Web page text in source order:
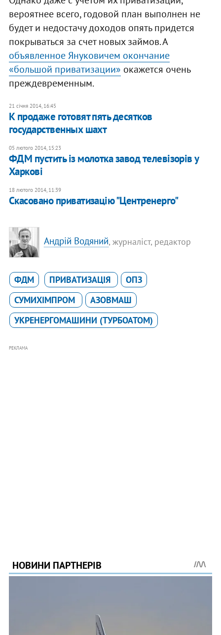
вероятнее всего, годовой план выполнен не
будет и недостачу доходов опять придется
покрываться за счет новых займов. А
объявленное Януковичем окончание
«большой приватизации» окажется очень
преждевременным.
21 січня 2014, 16:45
К продаже готовят пять десятков
государственных шахт
05 лютого 2014, 15:23
ФДМ пустить із молотка завод телевізорів у
Харкові
18 лютого 2014, 11:39
Скасовано приватизацію "Центренерго"
Андрій Водяний, журналіст, редактор
ФДМ ПРИВАТИЗАЦІЯ
ОПЗ
СУМИХІМПРОМ
АЗОВМАШ
УКРЕНЕРГОМАШИНИ (ТУРБОАТОМ)
РЕКЛАМА